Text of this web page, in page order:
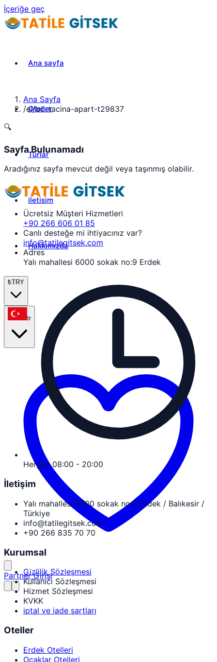
İçeriğe geç
Ana sayfa
Oteller
Turlar
iletisim
Hakkımızda
₺TRY
tr
Partner Girişi
Ana Sayfa
/el/bortacina-apart-t29837
🔍
Sayfa Bulunamadı
Aradığınız sayfa mevcut değil veya taşınmış olabilir.
Ücretsiz Müşteri Hizmetleri
+90 266 606 01 85
Canlı desteğe mi ihtiyacınız var?
info@tatilegitsek.com
Adres
Yalı mahallesi 6000 sokak no:9 Erdek
Hergün 08:00 - 20:00
İletişim
Yalı mahallesi 6000 sokak no:9 Erdek / Balıkesir /
Türkiye
info@tatilegitsek.com
+90 266 835 70 70
Kurumsal
Gizlilik Sözleşmesi
Kullanıcı Sözleşmesi
Hizmet Sözleşmesi
KVKK
iptal ve iade şartları
Oteller
Erdek Otelleri
Ocaklar Otelleri